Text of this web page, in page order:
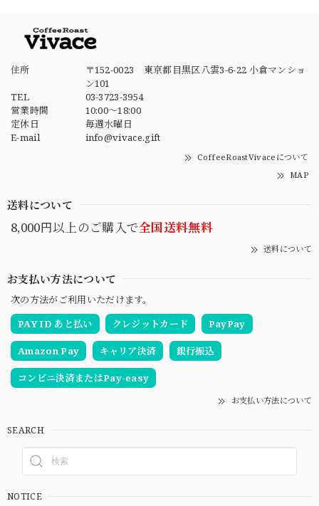
住所
〒152-0023 東京都目黒区八雲3-6-22 小倉マンショ
ン101
TEL
03-3723-3954
営業時間
10:00～18:00
定休日
毎週水曜日
E-mail
info@vivace.gift
CoffeeRoastVivaceについて
MAP
送料について
8,000円以上のご購入で全国送料無料
送料について
お支払い方法について
次の方法がご利用いただけます。
PAY ID あと払い
クレジットカード PayPay
Amazon Pay キャリア決済 銀行振込
コンビニ決済またはPay-easy
お支払い方法について
SEARCH
NOTICE